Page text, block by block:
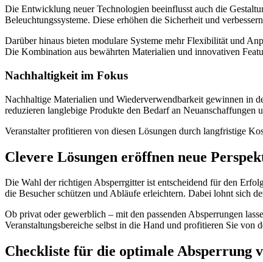
Die Entwicklung neuer Technologien beeinflusst auch die
Beleuchtungssysteme. Diese erhöhen die Sicherheit und
Darüber hinaus bieten modulare Systeme mehr Flexibilität und
Die Kombination aus bewährten Materialien und innovativen
Nachhaltigkeit im Fokus
Nachhaltige Materialien und Wiederverwendbarkeit gewinnen in
reduzieren langlebige Produkte den Bedarf an Neuanschaffungen
Veranstalter profitieren von diesen Lösungen durch langfristige
Clevere Lösungen eröffnen neue
Die Wahl der richtigen Absperrgitter ist entscheidend für den
die Besucher schützen und Abläufe erleichtern. Dabei lohnt sich
Ob privat oder gewerblich – mit den passenden Absperrungen
Veranstaltungsbereiche selbst in die Hand und profitieren Sie
Checkliste für die optimale Absperrung